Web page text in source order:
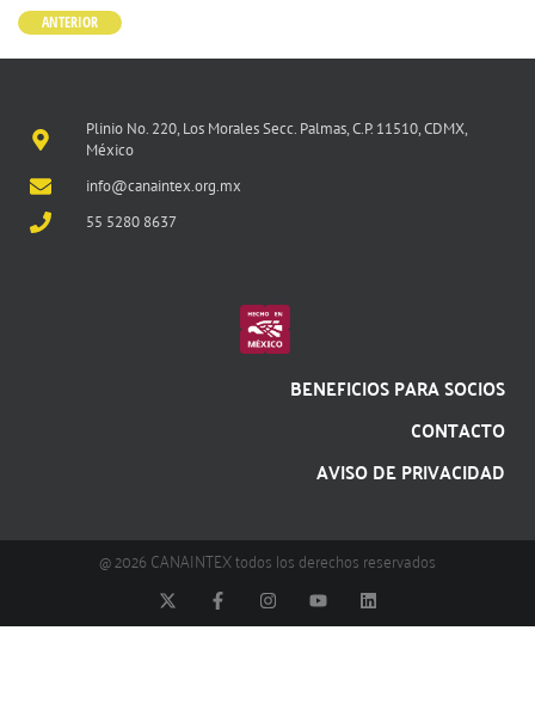
ANTERIOR
Plinio No. 220, Los Morales Secc. Palmas, C.P. 11510, CDMX,
México
info@canaintex.org.mx
55 5280 8637
BENEFICIOS PARA SOCIOS
CONTACTO
AVISO DE PRIVACIDAD
@ 2026 CANAINTEX todos los derechos reservados